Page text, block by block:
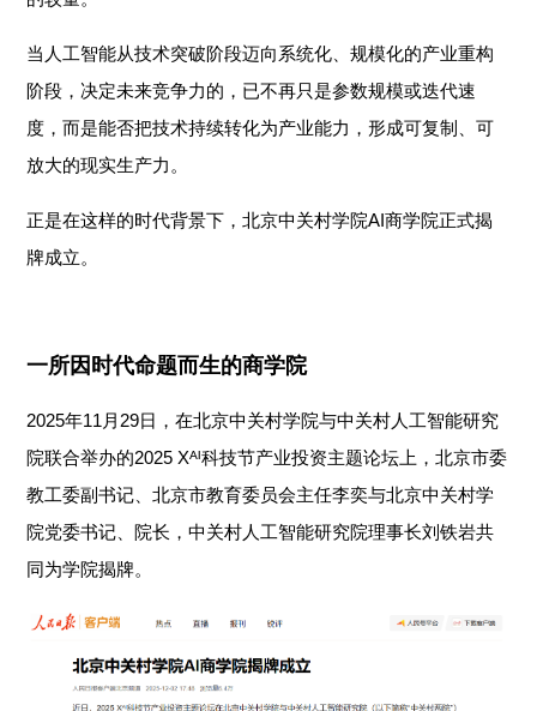
当人工智能从技术突破阶段迈向系统化、规模化的产业重构
阶段，决定未来竞争力的，已不再只是参数规模或迭代速
度，而是能否把技术持续转化为产业能力，形成可复制、可
放大的现实生产力。
正是在这样的时代背景下，北京中关村学院AI商学院正式揭
牌成立。
一所因时代命题而生的商学院
2025年11月29日，在北京中关村学院与中关村人工智能研究
院联合举办的2025 Xᴬᴵ科技节产业投资主题论坛上，北京市委
教工委副书记、北京市教育委员会主任李奕与北京中关村学
院党委书记、院长，中关村人工智能研究院理事长刘铁岩共
同为学院揭牌。